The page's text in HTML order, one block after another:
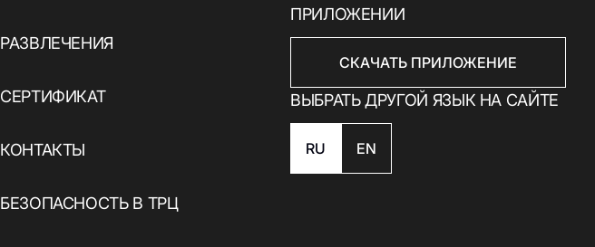
РАЗВЛЕЧЕНИЯ
СЕРТИФИКАТ
КОНТАКТЫ
БЕЗОПАСНОСТЬ В ТРЦ
ПРИЛОЖЕНИИ
СКАЧАТЬ ПРИЛОЖЕНИЕ
ВЫБРАТЬ ДРУГОЙ ЯЗЫК НА САЙТЕ
RU EN